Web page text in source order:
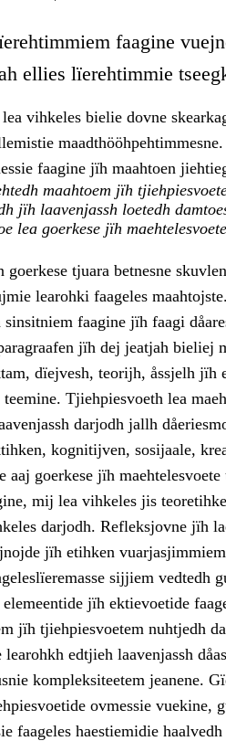
faagine
ellies lïerehtimmie
lea vihkeles bielie dovne
faagine jïh maahtoen
maahtoem jïh
jïh laavenjassh loetedh
lea goerkese jïh
goerkese tjuara betnesne
learohki faageles
sinsitniem faagine jïh faagi
jïh dej jeatjah bieliej
dïejvesh, teorijh, åssjelh jïh
Tjiehpiesvoeth lea
darjodh jallh
kognitijven, sosijaale,
aaj goerkese jïh
mij lea vihkeles jis
darjodh. Refleksjovne jïh
jïh etihken
sijjiem vedtedh
jïh ektievoetide
jïh tjiehpiesvoetem nuhtjedh
learohkh edtjieh laavenjassh
kompleksiteetem jeanene.
ovmessie vuekine,
faageles haestiemidie